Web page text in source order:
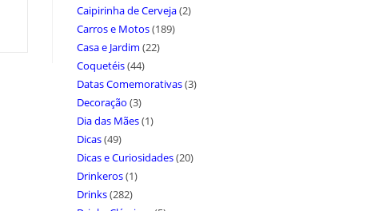
Caipirinha de Cerveja(2)
Carros e Motos(189)
Casa e Jardim (22)
Coquetéis(44)
Datas Comemorativas(3)
Decoração (3)
Dia das Mães(1)
Dicas(49)
Dicas e Curiosidades(20)
Drinkeros(1)
Drinks(282)